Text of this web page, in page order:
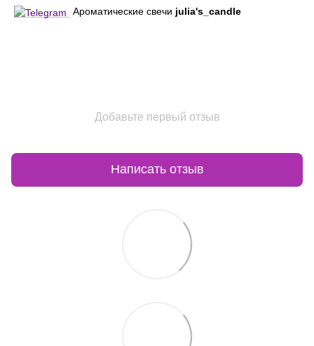
Ароматические свечи julia's_candle
Добавьте первый отзыв
Написать отзыв